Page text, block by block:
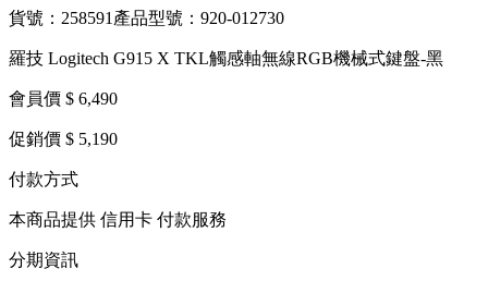
貨號：258591 產品型號：920-012730
羅技 Logitech G915 X TKL觸感軸無線RGB機械式鍵盤-黑
會員價 $ 6,490
促銷價 $ 5,190
付款方式
本商品提供 信用卡 付款服務
分期資訊